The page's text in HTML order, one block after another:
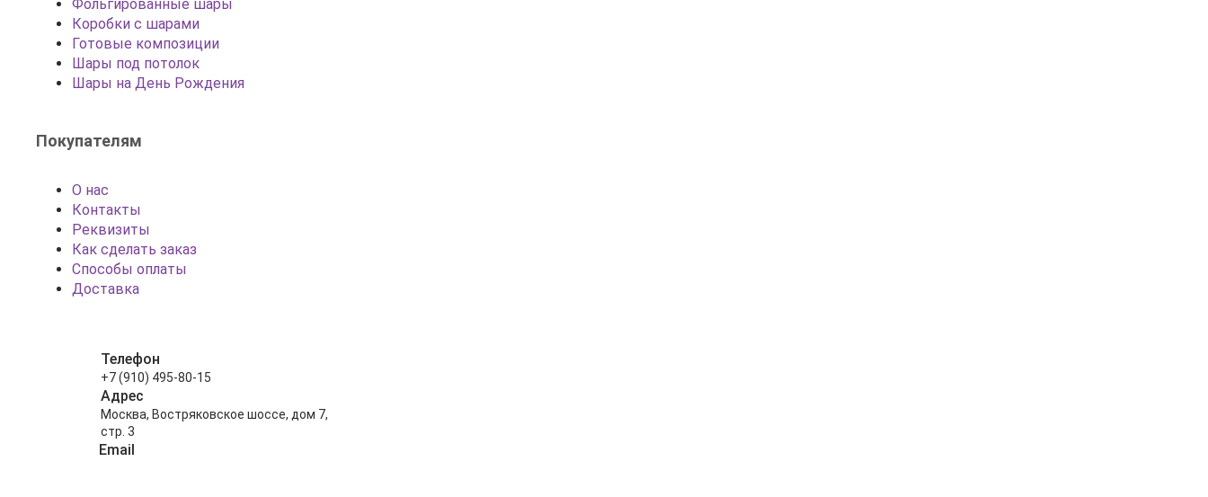
Фольгированные шары
Коробки с шарами
Готовые композиции
Шары под потолок
Шары на День Рождения
Покупателям
О нас
Контакты
Реквизиты
Как сделать заказ
Способы оплаты
Доставка
Телефон
+7 (910) 495-80-15
Адрес
Москва, Востряковское шоссе, дом 7,
стр. 3
Email